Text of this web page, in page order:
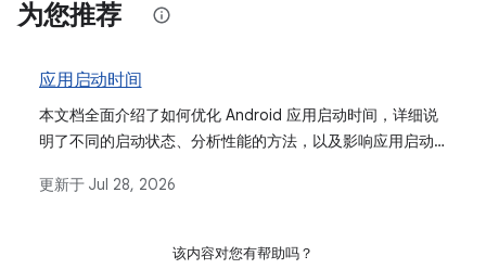
为您推荐
应用启动时间
本文档全面介绍了如何优化 Android 应用启动时间，详细说
明了不同的启动状态、分析性能的方法，以及影响应用启动
更新于 Jul 28, 2026
该内容对您有帮助吗？